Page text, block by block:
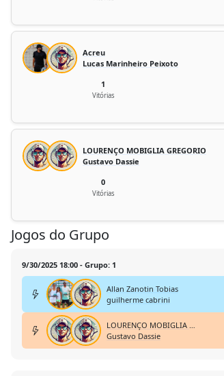
Acreu
Lucas Marinheiro Peixoto
1
Vitórias
LOURENÇO MOBIGLIA GREGORIO
Gustavo Dassie
0
Vitórias
Jogos do Grupo
9/30/2025 18:00 - Grupo: 1
Allan Zanotin Tobias
guilherme cabrini
Gustavo Dassie